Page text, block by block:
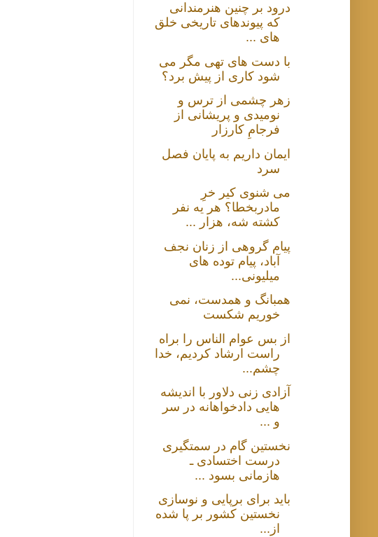
درود بر چنین هنرمندانی
که پیوندهای تاریخی خلق
های ...
با دست های تهی مگر می
شود کاری از پیش برد؟
زهر چشمی از ترس و
نومیدی و پریشانی از
فرجامِ کارزار
ایمان داریم به پایان فصل
سرد
می شنوی کیر خرِ
مادربخطا؟ هر یه نفر
کشته شه، هزار ...
پیام گروهی از زنان نجف
آباد، پیام توده های
میلیونی...
همبانگ و همدست، نمی
خوریم شکست
از بس عوام الناس را براه
راست ارشاد کردیم، خدا
چشم...
آزادی زنی دلاور با اندیشه
هایی دادخواهانه در سر
و ...
نخستین گام در سمتگیری
درست اختسادی ـ
هازمانی بسود ...
باید برای برپایی و نوسازی
نخستین کشور بر پا شده
از...